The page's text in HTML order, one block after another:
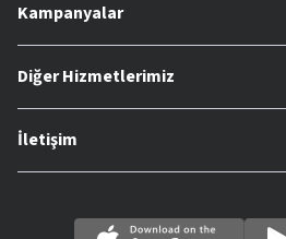
Kampanyalar
Diğer Hizmetlerimiz
İletişim